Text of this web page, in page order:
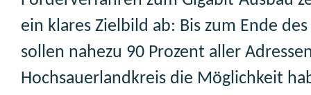
ein klares Zielbild ab: Bis zum Ende
sollen nahezu 90 Prozent aller
Hochsauerlandkreis die Möglichkeit